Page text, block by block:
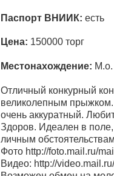
Паспорт ВНИИК: есть
Цена: 150000 торг
Местонахождение: М.о.
Отличный конкурный
великолепным
очень аккуратный.
Здоров. Идеален в
личным
Фото http://foto.mail.ru/
Видео: http://